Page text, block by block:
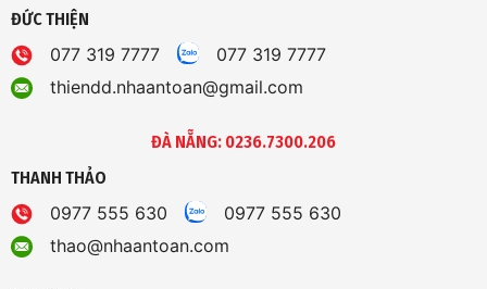
ĐỨC THIỆN
077 319 7777
077 319 7777
thiendd.nhaantoan@gmail.com
ĐÀ NẴNG: 0236.7300.206
THANH THẢO
0977 555 630
0977 555 630
thao@nhaantoan.com